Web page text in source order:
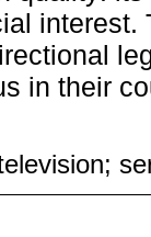
in their